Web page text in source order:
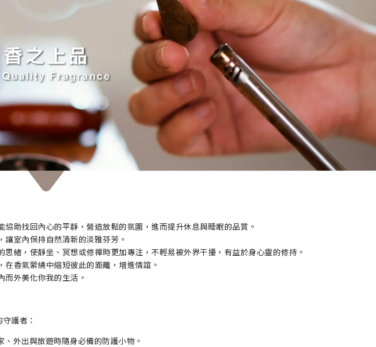
助找回內心的平靜，營造放鬆的氛圍，進而提升休息與睡眠的品質。
讓室內保持自然清新的淡雅芬芳。
緒，使靜坐、冥想或修禪時更加專注，不輕易被外界干擾，有益於身心靈的修持。
香氣縈繞中縮短彼此的距離，增進情誼。
外美化你我的生活。
護者：
外出與旅遊時隨身必備的防護小物。